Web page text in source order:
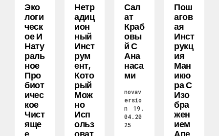
Эко
Логи
Ческ
Ое И
Нату
Раль
Ное
Про
Биот
Ичес
Кое
Чист
Яще
Е
Нетр
Адиц
Ион
Ный
Инст
Рум
Ент,
Кото
Рый
Мож
Но
Исп
Ольз
Оват
Сал
Ат
Краб
Овы
Й С
Ана
Наса
Ми
novav
ersio
n
19.
04.20
25
Пош
Агов
Ая
Инст
Рукц
Ия
Ман
Икю
Ра С
Изо
Бра
Жен
Ием
Апе